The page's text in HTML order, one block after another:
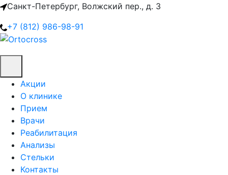
Санкт-Петербург, Волжский пер., д. 3
+7 (812) 986-98-91
Акции
О клинике
Прием
Врачи
Реабилитация
Анализы
Стельки
Контакты